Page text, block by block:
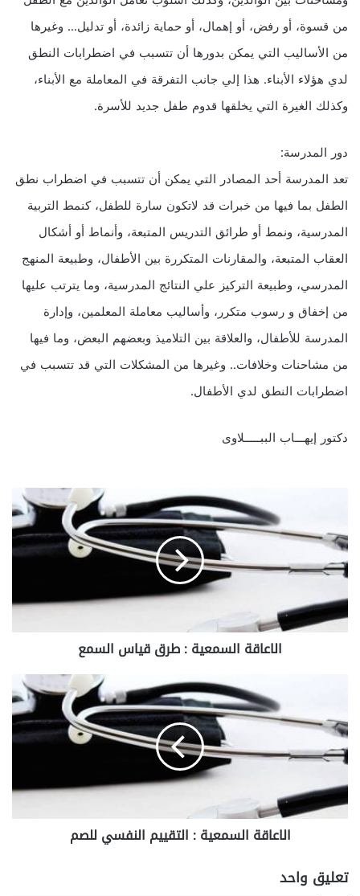
من قسوة، أو رفض، أو إهمال، أو حماية زائدة، أو تدليل… وغيرها
من الأساليب التي يمكن بدورها أن تتسبب في اضطرابات النطق
لدي هؤلاء الأبناء. هذا إلي جانب التفرقة في المعاملة مع الأبناء،
وكذلك الغيرة التي يخلقها قدوم طفل جديد للأسرة.
دور المدرسة:
تعد المدرسة أحد المصادر التي يمكن أن تتسبب في اضطراب نطق
الطفل بما فيها من خبرات قد لاتكون سارة للطفل، كنمط التربية
المدرسية، ونمط أو طرائق التدريس المتبعة، وأنماط أو أشكال
العقاب المتبعة، والمقارنات المتكررة بين الأطفال، وطبيعة المنهج
المدرسي، وطبيعة التركيز علي النتائج المدرسية، وما يترتب عليها
من إخفاق و رسوب متكرر، وأساليب معاملة المعلمين، وإدارة
المدرسة للأطفال، والعلاقة بين التلاميذ وبعضهم البعض، وما فيها
من مشاحنات وخلافات.. وغيرها من المشكلات التي قد تتسبب في
اضطرابات النطق لدي الأطفال.
دكتور إيهـــاب الببـــــلاوى
ا
ع
ا
ق
ة
ا
ل
ة
:
ط
ر
ق
ق
ي
ا
ل
الاعاقة السمعية : طرق قياس السمع
ا
ع
ا
ق
ة
ا
ل
ع
ي
الاعاقة السمعية : التقييم النفسي للصم
تعليق واحد